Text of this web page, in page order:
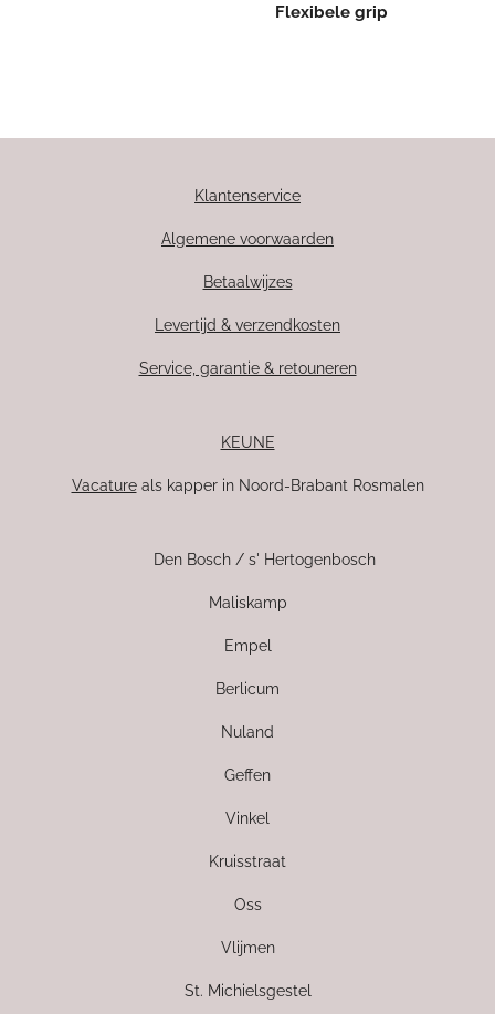
Flexibele grip
Klantenservice
Algemene voorwaarden
Betaalwijzes
Levertijd & verzendkosten
Service, garantie & retouneren
KEUNE
Vacatureals kapper in Noord-Brabant Rosmalen
Den Bosch / s' Hertogenbosch
Maliskamp
Empel
Berlicum
Nuland
Geffen
Vinkel
Kruisstraat
Oss
Vlijmen
St. Michielsgestel